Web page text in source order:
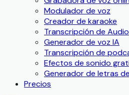
Modulador de voz
Creador de karaoke
Transcripción de Audio
Generador de voz IA
Transcripción de
Efectos de sonido
Generador de letras
Precios